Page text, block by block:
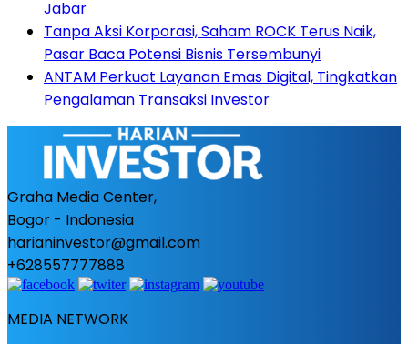
Jabar
Tanpa Aksi Korporasi, Saham ROCK Terus Naik,
Pasar Baca Potensi Bisnis Tersembunyi
ANTAM Perkuat Layanan Emas Digital, Tingkatkan
Pengalaman Transaksi Investor
Graha Media Center,
Bogor - Indonesia
harianinvestor@gmail.com
+628557777888
MEDIA NETWORK